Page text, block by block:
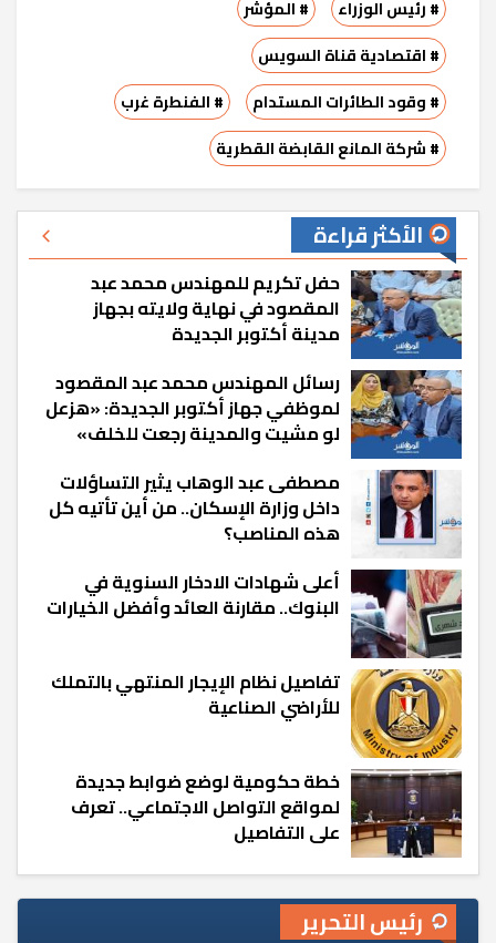
# رئيس الوزراء
# المؤشر
# اقتصادية قناة السويس
# وقود الطائرات المستدام
# الفنطرة غرب
# شركة المانع القابضة القطرية
الأكثر قراءة
حفل تكريم للمهندس محمد عبد
المقصود في نهاية ولايته بجهاز
مدينة أكتوبر الجديدة
رسائل المهندس محمد عبد المقصود
لموظفي جهاز أكتوبر الجديدة: «هزعل
لو مشيت والمدينة رجعت للخلف»
مصطفى عبد الوهاب يثير التساؤلات
داخل وزارة الإسكان.. من أين تأتيه كل
هذه المناصب؟
أعلى شهادات الادخار السنوية في
البنوك.. مقارنة العائد وأفضل الخيارات
تفاصيل نظام الإيجار المنتهي بالتملك
للأراضي الصناعية
خطة حكومية لوضع ضوابط جديدة
لمواقع التواصل الاجتماعي.. تعرف
على التفاصيل
رئيس التحرير